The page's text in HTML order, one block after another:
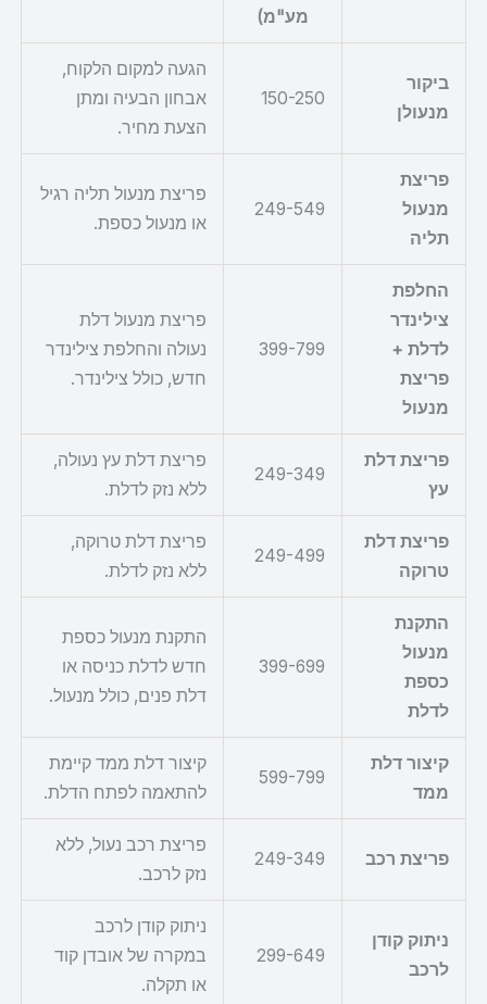
מע"מ)
ביקור
מנעולן
150-250
הגעה למקום הלקוח,
אבחון הבעיה ומתן
הצעת מחיר.
פריצת
מנעול
תליה
249-549
פריצת מנעול תליה רגיל
או מנעול כספת.
החלפת
צילינדר
לדלת +
פריצת
מנעול
399-799
פריצת מנעול דלת
נעולה והחלפת צילינדר
חדש, כולל צילינדר.
פריצת דלת
עץ
249-349
פריצת דלת עץ נעולה,
ללא נזק לדלת.
פריצת דלת
טרוקה
249-499
פריצת דלת טרוקה,
ללא נזק לדלת.
התקנת
מנעול
כספת
לדלת
399-699
התקנת מנעול כספת
חדש לדלת כניסה או
דלת פנים, כולל מנעול.
קיצור דלת
ממד
599-799
קיצור דלת ממד קיימת
להתאמה לפתח הדלת.
פריצת רכב 249-349
פריצת רכב נעול, ללא
נזק לרכב.
ניתוק קודן
לרכב
299-649
ניתוק קודן לרכב
במקרה של אובדן קוד
או תקלה.